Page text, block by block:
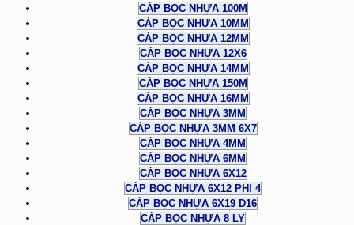
CÁP BỌC NHỰA 100M
CÁP BỌC NHỰA 10MM
CÁP BỌC NHỰA 12MM
CÁP BỌC NHỰA 12X6
CÁP BỌC NHỰA 14MM
CÁP BỌC NHỰA 150M
CÁP BỌC NHỰA 16MM
CÁP BỌC NHỰA 3MM
CÁP BỌC NHỰA 3MM 6X7
CÁP BỌC NHỰA 4MM
CÁP BỌC NHỰA 6MM
CÁP BỌC NHỰA 6X12
CÁP BỌC NHỰA 6X12 PHI 4
CÁP BỌC NHỰA 6X19 D16
CÁP BỌC NHỰA 8 LY